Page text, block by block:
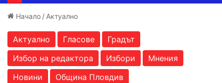
Начало / Актуално
Актуално Гласове
Градът
Избор на редактора
Избори
Мнения
Новини
Община Пловдив